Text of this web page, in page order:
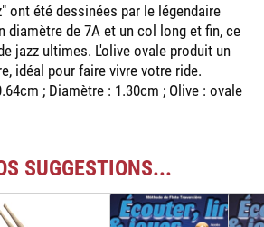
ont été dessinées par le légendaire
diamètre de 7A et un col long et fin, ce
jazz ultimes. L'olive ovale produit un
idéal pour faire vivre votre ride.
; Diamètre : 1.30cm ; Olive : ovale
SUGGESTIONS...